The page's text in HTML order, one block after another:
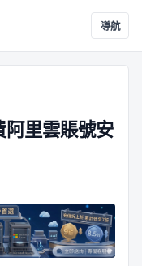
導航
阿里雲賬號安